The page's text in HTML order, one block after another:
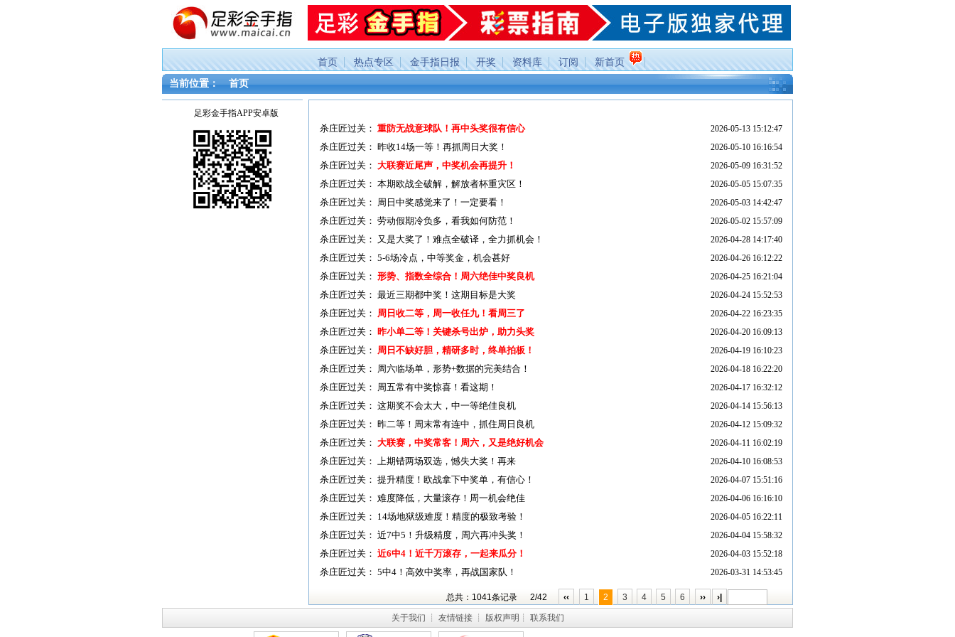
首页 热点专区 金手指日报 开奖 资料库 订阅
新首页
当前位置：首页
足彩金手指APP安卓版
杀庄匠过关： 重防无战意球队！再中头奖很有信心 2026-05-13 15:12:47
杀庄匠过关： 昨收14场一等！再抓周日大奖！ 2026-05-10 16:16:54
杀庄匠过关： 大联赛近尾声，中奖机会再提升！ 2026-05-09 16:31:52
杀庄匠过关： 本期欧战全破解，解放者杯重灾区！ 2026-05-05 15:07:35
杀庄匠过关： 周日中奖感觉来了！一定要看！ 2026-05-03 14:42:47
杀庄匠过关： 劳动假期冷负多，看我如何防范！ 2026-05-02 15:57:09
杀庄匠过关： 又是大奖了！难点全破译，全力抓机会！ 2026-04-28 14:17:40
杀庄匠过关： 5-6场冷点，中等奖金，机会甚好 2026-04-26 16:12:22
杀庄匠过关： 形势、指数全综合！周六绝佳中奖良机 2026-04-25 16:21:04
杀庄匠过关： 最近三期都中奖！这期目标是大奖 2026-04-24 15:52:53
杀庄匠过关： 周日收二等，周一收任九！看周三了 2026-04-22 16:23:35
杀庄匠过关： 昨小单二等！关键杀号出炉，助力头奖 2026-04-20 16:09:13
杀庄匠过关： 周日不缺好胆，精研多时，终单拍板！ 2026-04-19 16:10:23
杀庄匠过关： 周六临场单，形势+数据的完美结合！ 2026-04-18 16:22:20
杀庄匠过关： 周五常有中奖惊喜！看这期！ 2026-04-17 16:32:12
杀庄匠过关： 这期奖不会太大，中一等绝佳良机 2026-04-14 15:56:13
杀庄匠过关： 昨二等！周末常有连中，抓住周日良机 2026-04-12 15:09:32
杀庄匠过关： 大联赛，中奖常客！周六，又是绝好机会 2026-04-11 16:02:19
杀庄匠过关： 上期错两场双选，憾失大奖！再来 2026-04-10 16:08:53
杀庄匠过关： 提升精度！欧战拿下中奖单，有信心！ 2026-04-07 15:51:16
杀庄匠过关： 难度降低，大量滚存！周一机会绝佳 2026-04-06 16:16:10
杀庄匠过关： 14场地狱级难度！精度的极致考验！ 2026-04-05 16:22:11
杀庄匠过关： 近7中5！升级精度，周六再冲头奖！ 2026-04-04 15:58:32
杀庄匠过关： 近6中4！近千万滚存，一起来瓜分！ 2026-04-03 15:52:18
杀庄匠过关： 5中4！高效中奖率，再战国家队！ 2026-03-31 14:53:45
总共：1041条记录 2/42 ‹‹ 1 2 3 4 5 6 ›› ›|
关于我们 ┊ 友情链接┊ 版权声明 ┊ 联系我们